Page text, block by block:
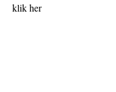
klik her